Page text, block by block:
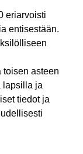
eriarvoisti
entisestään.
toisen asteen
lapsilla ja
tiedot ja